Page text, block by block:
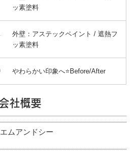
ッ素塗料
外壁：アステックペイント / 遮熱フ
ッ素塗料
やわらかい印象へ⭐️Before/After
社概要
ムアンドシー